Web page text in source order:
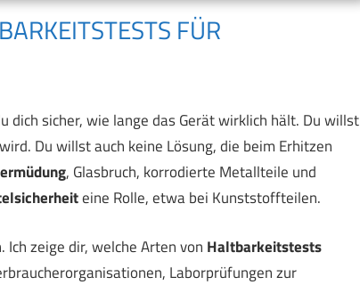
FÜR
sicher, wie lange das Gerät wirklich hält. Du willst
Du willst auch keine Lösung, die beim Erhitzen
, Glasbruch, korrodierte Metallteile und
eine Rolle, etwa bei Kunststoffteilen.
zeige dir, welche Arten von Haltbarkeitstests
Laborprüfungen zur